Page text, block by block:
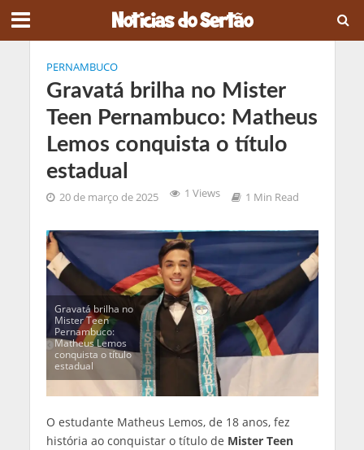
PERNAMBUCO
Gravatá brilha no Mister
Teen Pernambuco: Matheus
Lemos conquista o título
estadual
20 de março de 2025 1 Views 1 Min Read
Gravatá brilha no
Mister Teen
Pernambuco:
Matheus Lemos
conquista o título
estadual
O estudante Matheus Lemos, de 18 anos, fez
história ao conquistar o título de Mister Teen